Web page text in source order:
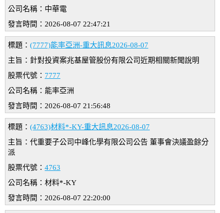
公司名稱：中華電
發言時間：2026-08-07 22:47:21
標題： (7777)能率亞洲-重大訊息2026-08-07
主旨：針對投資案兆基屋管股份有限公司近期相關新聞說明
股票代號： 7777
公司名稱：能率亞洲
發言時間：2026-08-07 21:56:48
標題： (4763)材料*-KY-重大訊息2026-08-07
主旨：代重要子公司中峰化學有限公司公告 董事會決議盈餘分
派
股票代號： 4763
公司名稱：材料*-KY
發言時間：2026-08-07 22:20:00